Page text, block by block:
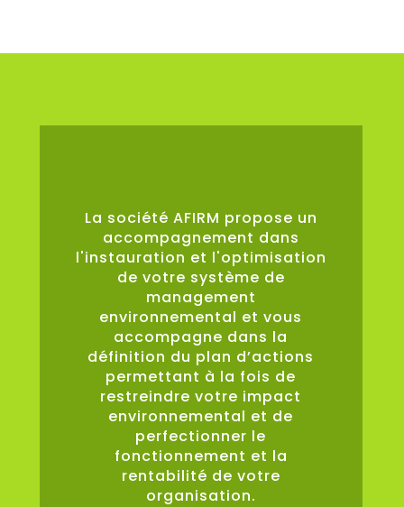
La société AFIRM propose un
accompagnement dans
l'instauration et l'optimisation
de votre système de
management
environnemental et vous
accompagne dans la
définition du plan d’actions
permettant à la fois de
restreindre votre impact
environnemental et de
perfectionner le
fonctionnement et la
rentabilité de votre
organisation.